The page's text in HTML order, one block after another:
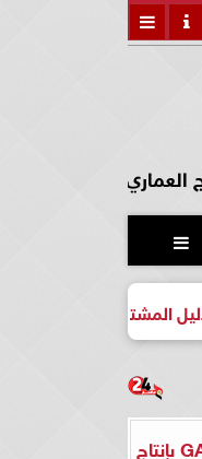
العماري

مرة لاختيار مشروع
إنجاز GAC Group بإنتاج